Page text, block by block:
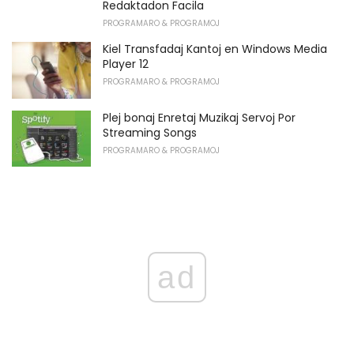
Redaktadon Facila
PROGRAMARO & PROGRAMOJ
Kiel Transfadaj Kantoj en Windows Media
Player 12
PROGRAMARO & PROGRAMOJ
Plej bonaj Enretaj Muzikaj Servoj Por
Streaming Songs
PROGRAMARO & PROGRAMOJ
ad